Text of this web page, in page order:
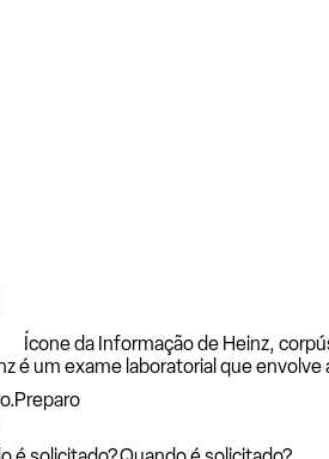
Ícone da Informação de Heinz,
é um exame laboratorial que
Preparo